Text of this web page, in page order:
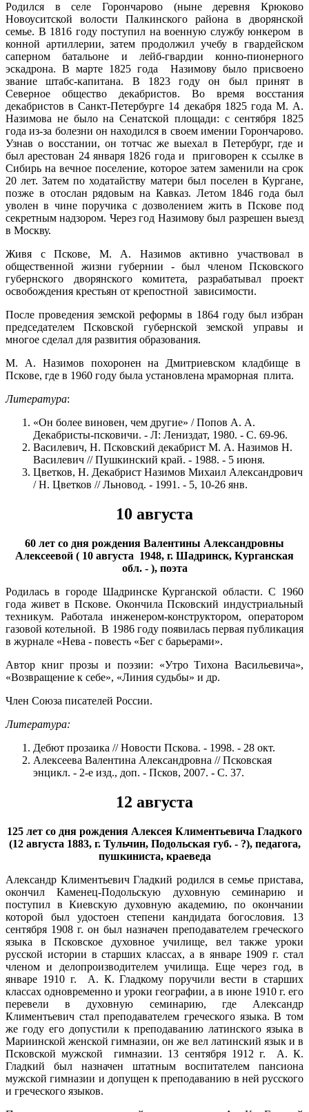
Родился в селе Горончарово (ныне деревня Крюково
Новоуситской волости Палкинского района в дворянской
семье. В 1816 году поступил на военную службу юнкером в
конной артиллерии, затем продолжил учебу в гвардейском
саперном батальоне и лейб-гвардии конно-пионерного
эскадрона. В марте 1825 года Назимову было присвоено
звание штабс-капитана. В 1823 году он был принят в
Северное общество декабристов. Во время восстания
декабристов в Санкт-Петербурге 14 декабря 1825 года М. А.
Назимова не было на Сенатской площади: с сентября 1825
года из-за болезни он находился в своем имении Горончарово.
Узнав о восстании, он тотчас же выехал в Петербург, где и
был арестован 24 января 1826 года и приговорен к ссылке в
Сибирь на вечное поселение, которое затем заменили на срок
20 лет. Затем по ходатайству матери был поселен в Кургане,
позже в отослан рядовым на Кавказ. Летом 1846 года был
уволен в чине поручика с дозволением жить в Пскове под
секретным надзором. Через год Назимову был разрешен выезд
в Москву.
Живя с Пскове, М. А. Назимов активно участвовал в
общественной жизни губернии - был членом Псковского
губернского дворянского комитета, разрабатывал проект
освобождения крестьян от крепостной зависимости.
После проведения земской реформы в 1864 году был избран
председателем Псковской губернской земской управы и
многое сделал для развития образования.
М. А. Назимов похоронен на Дмитриевском кладбище в
Пскове, где в 1960 году была установлена мраморная плита.
Литература:
«Он более виновен, чем другие» / Попов А. А.
Декабристы-псковичи. - Л: Лениздат, 1980. - С. 69-96.
Василевич, Н. Псковский декабрист М. А. Назимов Н.
Василевич // Пушкинский край. - 1988. - 5 июня.
Цветков, Н. Декабрист Назимов Михаил Александрович
/ Н. Цветков // Льновод. - 1991. - 5, 10-26 янв.
10 августа
60 лет со дня рождения Валентины Александровны
Алексеевой ( 10 августа 1948, г. Шадринск, Курганская
обл. - ), поэта
Родилась в городе Шадринске Курганской области. С 1960
года живет в Пскове. Окончила Псковский индустриальный
техникум. Работала инженером-конструктором, оператором
газовой котельной. В 1986 году появилась первая публикация
в журнале «Нева - повесть «Бег с барьерами».
Автор книг прозы и поэзии: «Утро Тихона Васильевича»,
«Возвращение к себе», «Линия судьбы» и др.
Член Союза писателей России.
Литература:
Дебют прозаика // Новости Пскова. - 1998. - 28 окт.
Алексеева Валентина Александровна // Псковская
энцикл. - 2-е изд., доп. - Псков, 2007. - С. 37.
12 августа
125 лет со дня рождения Алексея Климентьевича Гладкого
(12 августа 1883, г. Тульчин, Подольская губ. - ?), педагога,
пушкиниста, краеведа
Александр Климентьевич Гладкий родился в семье пристава,
окончил Каменец-Подольскую духовную семинарию и
поступил в Киевскую духовную академию, по окончании
которой был удостоен степени кандидата богословия. 13
сентября 1908 г. он был назначен преподавателем греческого
языка в Псковское духовное училище, вел также уроки
русской истории в старших классах, а в январе 1909 г. стал
членом и делопроизводителем училища. Еще через год, в
январе 1910 г. А. К. Гладкому поручили вести в старших
классах одновременно и уроки географии, а в июне 1910 г. его
перевели в духовную семинарию, где Александр
Климентьевич стал преподавателем греческого языка. В том
же году его допустили к преподаванию латинского языка в
Мариинской женской гимназии, он же вел латинский язык и в
Псковской мужской гимназии. 13 сентября 1912 г. А. К.
Гладкий был назначен штатным воспитателем пансиона
мужской гимназии и допущен к преподаванию в ней русского
и греческого языков.